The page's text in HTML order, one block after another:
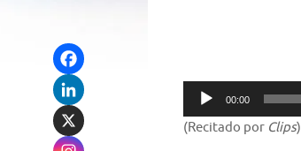
Reproductor
de
audio
00:00
(Recitado por Clips)